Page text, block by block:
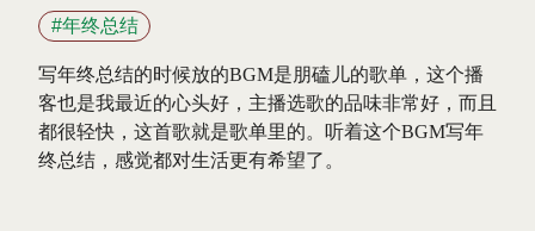
#年终总结
写年终总结的时候放的BGM是朋磕儿的歌单，这个播
客也是我最近的心头好，主播选歌的品味非常好，而且
都很轻快，这首歌就是歌单里的。听着这个BGM写年
终总结，感觉都对生活更有希望了。